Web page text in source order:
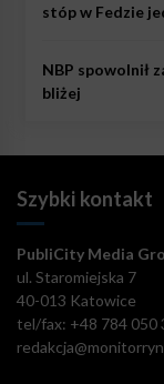
stóp w Fedzie
NBP spowolnił
bliżej
Szybki kontakt
PubliCity Media
ul. Staromiejska 7
40-013 Katowice
tel/fax: +48 784 050